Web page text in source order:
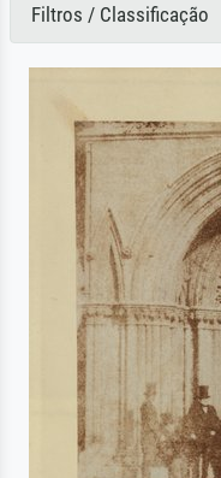
Filtros / Classificação